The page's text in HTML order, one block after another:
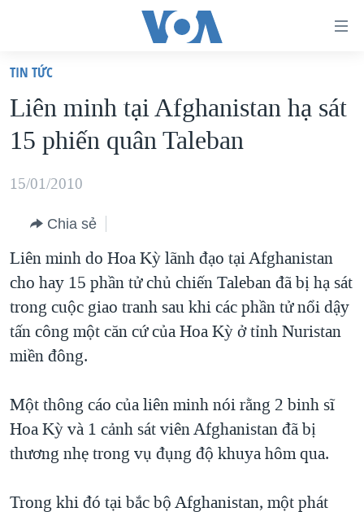
truy
cập
Tới
dung
chính
điều
hướng
chính
Đi
tới
VIỆT NAM
HOA KỲ
BIỂN ĐÔNG
BLOG
DIỄN ĐÀN
MỤC
TỰ DO BÁO CHÍ
VẠCH TRẦN TIN GIẢ
ĐỜI SỐNG
KINH TẾ
SỨC KHOẺ
CHUYÊN ĐỀ
CHIẾN TRANH THƯƠNG MẠI CỦA MỸ: QUÁ KHỨ VÀ HIỆN
HÀNH TRÌNH BẦU CỬ 2024
MỘT NĂM CHIẾN TRANH TẠI DẢI GAZA
GIẢI MÃ VÀNH ĐAI & CON ĐƯỜNG
HỌC TIẾNG ANH
NGHE
MẠNG XÃ HỘI
TIN TỨC
Liên minh tại Afghanistan hạ sát
15 phiến quân Taleban
15/01/2010
Chia sẻ
Liên minh do Hoa Kỳ lãnh đạo tại Afghanistan
cho hay 15 phần tử chủ chiến Taleban đã bị hạ sát
trong cuộc giao tranh sau khi các phần tử nổi dậy
tấn công một căn cứ của Hoa Kỳ ở tỉnh Nuristan
miền đông.
Một thông cáo của liên minh nói rằng 2 binh sĩ
Hoa Kỳ và 1 cảnh sát viên Afghanistan đã bị
thương nhẹ trong vụ đụng độ khuya hôm qua.
Trong khi đó tại bắc bộ Afghanistan, một phát